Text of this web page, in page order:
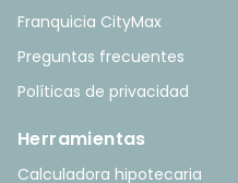
Franquicia CityMax
Preguntas frecuentes
Políticas de privacidad
Herramientas
Calculadora hipotecaria